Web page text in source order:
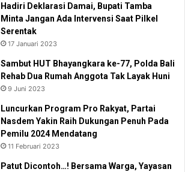
Hadiri Deklarasi Damai, Bupati Tamba
Minta Jangan Ada Intervensi Saat Pilkel
Serentak
17 Januari 2023
Sambut HUT Bhayangkara ke-77, Polda Bali
Rehab Dua Rumah Anggota Tak Layak Huni
9 Juni 2023
Luncurkan Program Pro Rakyat, Partai
Nasdem Yakin Raih Dukungan Penuh Pada
Pemilu 2024 Mendatang
11 Februari 2023
Patut Dicontoh…! Bersama Warga, Yayasan